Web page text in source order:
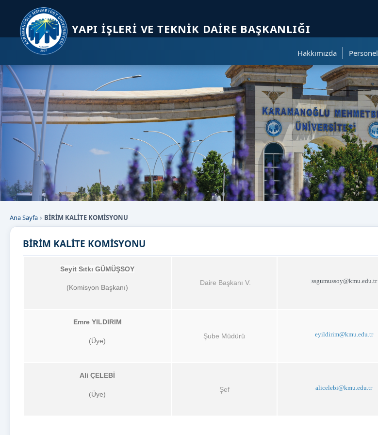
YAPI İŞLERI VE TEKNIK DAIRE BAŞKANLIĞI
Hakkımızda Personel
Ana Sayfa BİRİM KALİTE KOMİSYONU
BİRİM KALİTE KOMİSYONU
Seyit Sıtkı GÜMÜŞSOY
(Komisyon Başkanı)
Daire Başkanı V. ssgumussoy@kmu.edu.tr
Emre YILDIRIM
(Üye)
Şube Müdürü eyildirim@kmu.edu.tr
Ali ÇELEBİ
(Üye)
Şef alicelebi@kmu.edu.tr